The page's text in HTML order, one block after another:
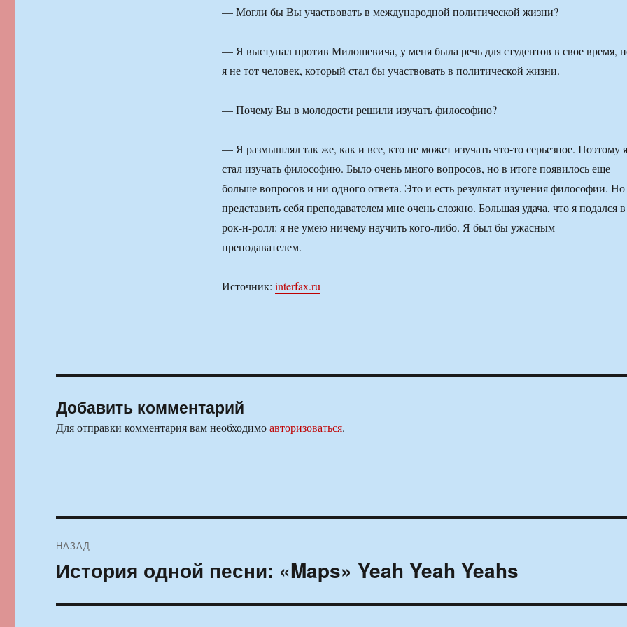
— Могли бы Вы участвовать в международной политической жизни?
— Я выступал против Милошевича, у меня была речь для студентов в свое время,
я не тот человек, который стал бы участвовать в политической жизни.
— Почему Вы в молодости решили изучать философию?
— Я размышлял так же, как и все, кто не может изучать что-то серьезное. Поэтому я
стал изучать философию. Было очень много вопросов, но в итоге появилось еще
больше вопросов и ни одного ответа. Это и есть результат изучения философии. Но
представить себя преподавателем мне очень сложно. Большая удача, что я подался в
рок-н-ролл: я не умею ничему научить кого-либо. Я был бы ужасным
преподавателем.
Источник: interfax.ru
Добавить комментарий
Для отправки комментария вам необходимоавторизоваться.
по
НАЗАД
Предыдущая
История одной песни: «Maps» Yeah Yeah Yeahs